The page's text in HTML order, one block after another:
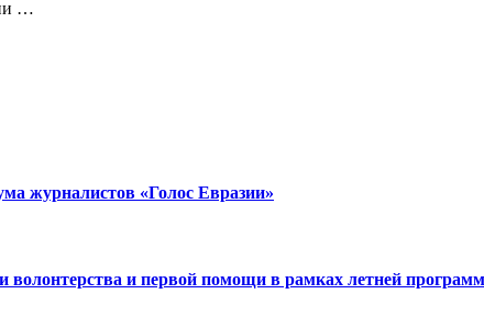
…
журналистов «Голос Евразии»
и первой помощи в рамках летней